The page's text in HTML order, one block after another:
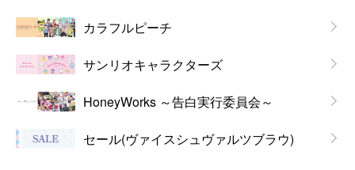
カラフルピーチ
サンリオキャラクターズ
HoneyWorks ～告白実行委員会～
セール(ヴァイスシュヴァルツブラウ)